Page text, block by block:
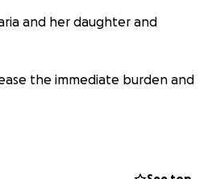
and her daughter and
the immediate burden and